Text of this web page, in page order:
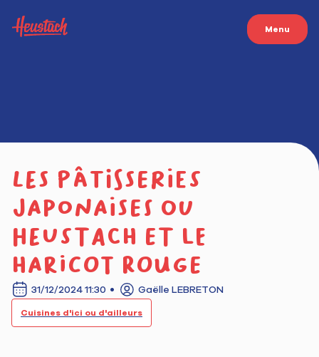
Menu
Les pâtisseries
japonaises ou
Heustach et le
haricot rouge
31/12/2024 11:30 Gaëlle LEBRETON
Cuisines d'ici ou d'ailleurs